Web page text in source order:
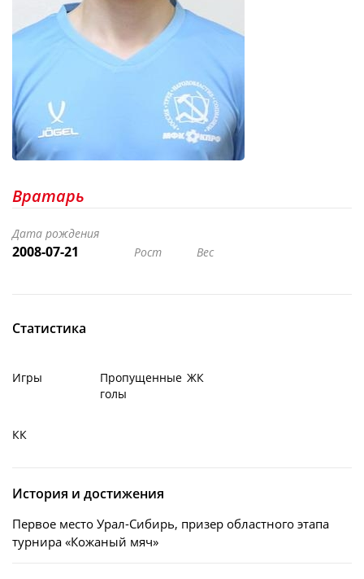
Вратарь
Дата рождения
2008-07-21 Рост Вес
Статистика
Игры
Пропущенные
голы
ЖК
КК
История и достижения
Первое место Урал-Сибирь, призер областного этапа
турнира «Кожаный мяч»